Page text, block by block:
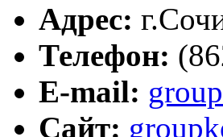
Адрес: г.
Телефон:
E-mail:
Сайт: